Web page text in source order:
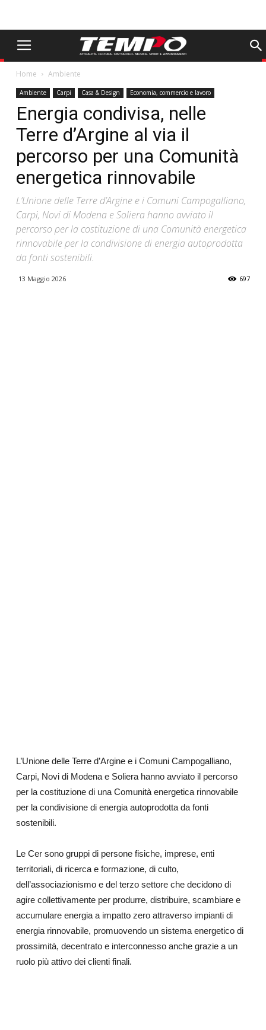
Home Ambiente
Ambiente Carpi Casa & Design Economia, commercio e lavoro
Energia condivisa, nelle
Terre d’Argine al via il
percorso per una Comunità
energetica rinnovabile
L’Unione delle Terre d’Argine e i Comuni Campogalliano,
Carpi, Novi di Modena e Soliera hanno avviato il
percorso per la costituzione di una Comunità energetica
rinnovabile per la condivisione di energia autoprodotta
da fonti sostenibili.
13 Maggio 2026 697
L’Unione delle Terre d’Argine e i Comuni Campogalliano,
Carpi, Novi di Modena e Soliera hanno avviato il percorso
per la costituzione di una Comunità energetica rinnovabile
per la condivisione di energia autoprodotta da fonti
sostenibili.
Le Cer sono gruppi di persone fisiche, imprese, enti
territoriali, di ricerca e formazione, di culto,
dell’associazionismo e del terzo settore che decidono di
agire collettivamente per produrre, distribuire, scambiare e
accumulare energia a impatto zero attraverso impianti di
energia rinnovabile, promuovendo un sistema energetico di
prossimità, decentrato e interconnesso anche grazie a un
ruolo più attivo dei clienti finali.